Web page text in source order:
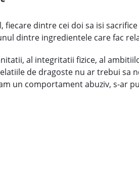
fiecare dintre cei doi sa isi
dintre ingredientele care fac
al integritatii fizice, al
de dragoste nu ar trebui sa
un comportament abuziv, s-ar